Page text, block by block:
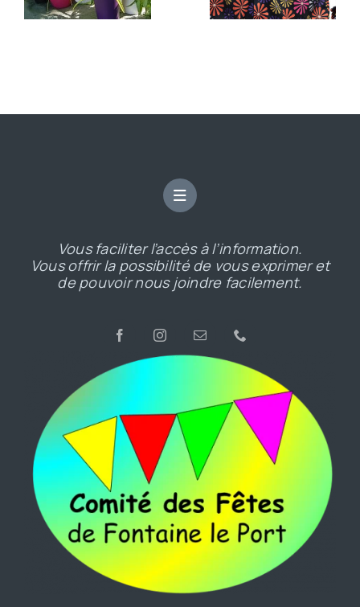
Vous faciliter l’accès à l’information.
Vous offrir la possibilité de vous exprimer et
de pouvoir nous joindre facilement.